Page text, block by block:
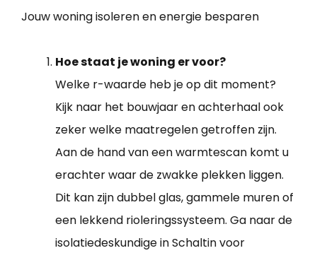
Jouw woning isoleren en energie besparen
Hoe staat je woning er voor?
Welke r-waarde heb je op dit moment?
Kijk naar het bouwjaar en achterhaal ook
zeker welke maatregelen getroffen zijn.
Aan de hand van een warmtescan komt u
erachter waar de zwakke plekken liggen.
Dit kan zijn dubbel glas, gammele muren of
een lekkend rioleringssysteem. Ga naar de
isolatiedeskundige in Schaltin voor